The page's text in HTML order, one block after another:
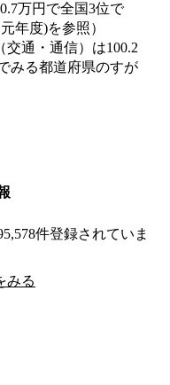
万円で全国3位で
年度)を参照）
通・通信）は100.2
みる都道府県のすが
件登録されていま
みる